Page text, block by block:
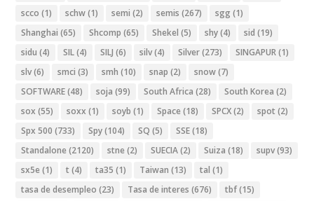
scco (1) schw(1) semi (2) semis (267) sgg (1)
Shanghai (65) Shcomp (65) Shekel (5) shy(4) sid (19)
sidu (4) SIL(4) SILJ (6) silv(4) Silver(273) SINGAPUR(1)
slv(6) smci (3) smh (10) snap (2) snow(7)
SOFTWARE(48) soja (99) South Africa (28) South Korea (2)
sox (55) soxx (1) soyb (1) Space (18) SPCX(2) spot (2)
Spx 500 (733) Spy(104) SQ (5) SSE(18)
Standalone (2120) stne (2) SUECIA(2) Suiza (18) supv(93)
sx5e (1) t (4) ta35 (1) Taiwan (13) tal (1)
tasa de desempleo (23) Tasa de interes (676) tbf(15)